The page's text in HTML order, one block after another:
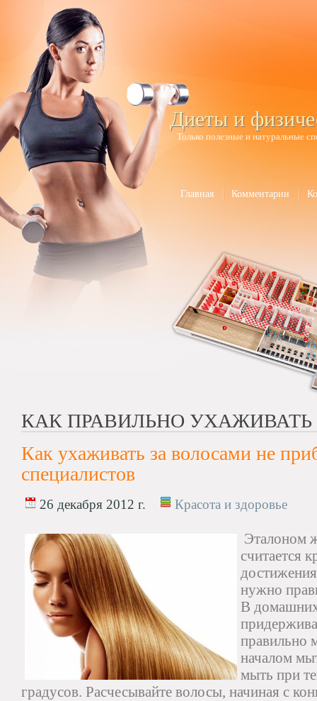
Диеты и
Только полезные и натуральные
Главная Комментарии
КАК ПРАВИЛЬНО
Как ухаживать за волосами не
специалистов
26 декабря 2012 г. Красота и здоровье
Эталоном
считается
нужно
В
правильно
началом
мыть при
градусов. Расчесывайте волосы, начиная с